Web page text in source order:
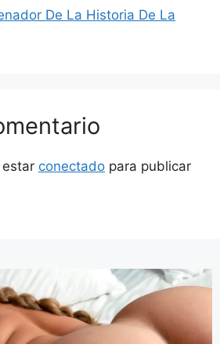
De La Historia De La
conectado para publicar